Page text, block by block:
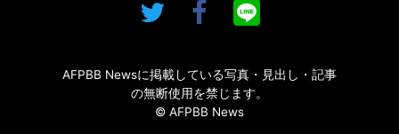
AFPBB Newsに掲載している写真・見出し・記事
の無断使用を禁じます。
© AFPBB News